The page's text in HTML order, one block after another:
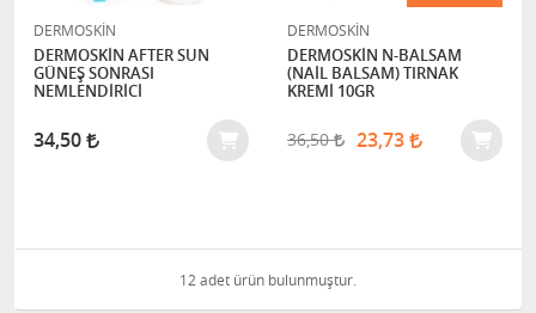
DERMOSKİN
DERMOSKİN AFTER SUN
GÜNEŞ SONRASI
NEMLENDİRİCİ
34,50
DERMOSKİN
DERMOSKİN N-BALSAM
(NAİL BALSAM) TIRNAK
KREMİ 10GR
36,50 23,73
12 adet ürün bulunmuştur.